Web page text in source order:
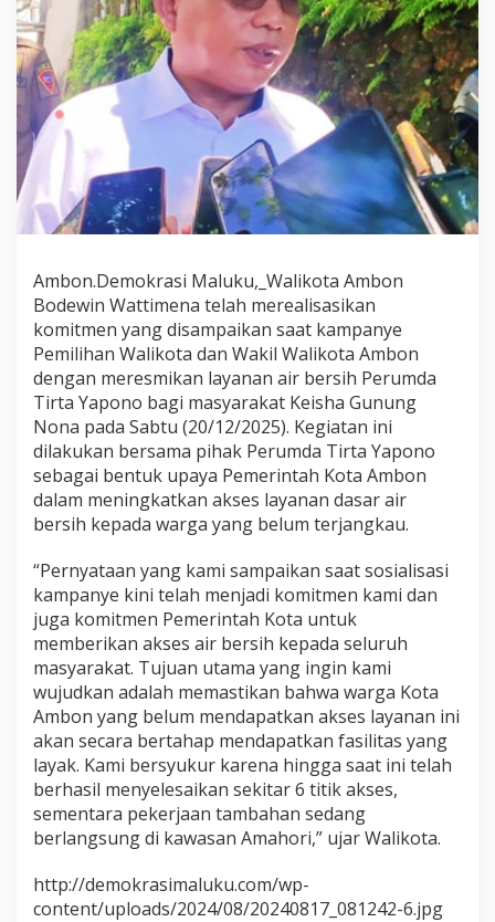
W
a
t
t
m
e
s
k
a
n
A
k
s
e
s
A
i
r
B
e
s
i
P
e
r
u
m
d
a
T
i
r
t
a
a
p
Ambon.Demokrasi Maluku,_Walikota Ambon
Bodewin Wattimena telah merealisasikan
komitmen yang disampaikan saat kampanye
Pemilihan Walikota dan Wakil Walikota Ambon
dengan meresmikan layanan air bersih Perumda
Tirta Yapono bagi masyarakat Keisha Gunung
Nona pada Sabtu (20/12/2025). Kegiatan ini
dilakukan bersama pihak Perumda Tirta Yapono
sebagai bentuk upaya Pemerintah Kota Ambon
dalam meningkatkan akses layanan dasar air
bersih kepada warga yang belum terjangkau.
“Pernyataan yang kami sampaikan saat sosialisasi
kampanye kini telah menjadi komitmen kami dan
juga komitmen Pemerintah Kota untuk
memberikan akses air bersih kepada seluruh
masyarakat. Tujuan utama yang ingin kami
wujudkan adalah memastikan bahwa warga Kota
Ambon yang belum mendapatkan akses layanan ini
akan secara bertahap mendapatkan fasilitas yang
layak. Kami bersyukur karena hingga saat ini telah
berhasil menyelesaikan sekitar 6 titik akses,
sementara pekerjaan tambahan sedang
berlangsung di kawasan Amahori,” ujar Walikota.
http://demokrasimaluku.com/wp-
content/uploads/2024/08/20240817_081242-6.jpg